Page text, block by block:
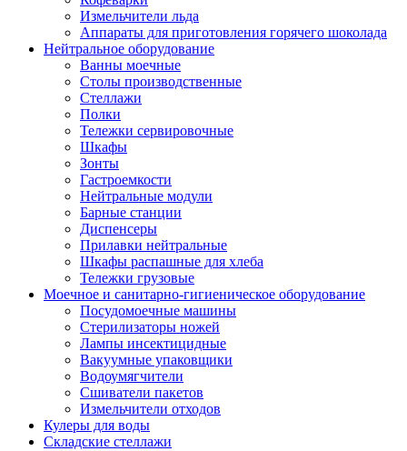
Измельчители льда
Аппараты для приготовления горячего шоколада
Нейтральное оборудование
Ванны моечные
Столы производственные
Стеллажи
Полки
Тележки сервировочные
Шкафы
Зонты
Гастроемкости
Нейтральные модули
Барные станции
Диспенсеры
Прилавки нейтральные
Шкафы распашные для хлеба
Тележки грузовые
Моечное и санитарно-гигиеническое оборудование
Посудомоечные машины
Стерилизаторы ножей
Лампы инсектицидные
Вакуумные упаковщики
Водоумягчители
Сшиватели пакетов
Измельчители отходов
Кулеры для воды
Складские стеллажи